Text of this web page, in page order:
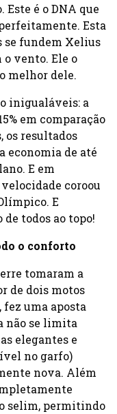
Este é o DNA que
Esta
se fundem Xelius
o vento. Ele o
melhor dele.
inigualáveis: a
em comparação
os resultados
economia de até
E em
coroou
E
todos ao topo!
o conforto
tomaram a
de dois motos
uma aposta
não se limita
elegantes e
no garfo)
nova. Além
selim, permitindo